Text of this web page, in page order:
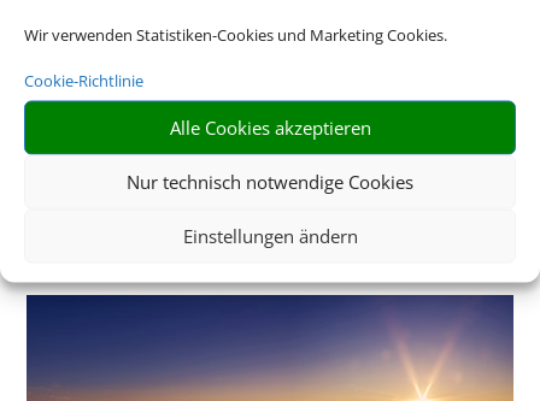
Wir verwenden Statistiken-Cookies und Marketing Cookies.
Cookie-Richtlinie
Alle Cookies akzeptieren
Nur technisch notwendige Cookies
Einstellungen ändern